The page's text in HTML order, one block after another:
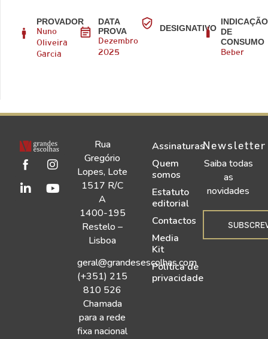
PROVADOR
Nuno
Oliveira
Garcia
DATA
PROVA
Dezembro
2025
DESIGNATIVO
INDICAÇÃO
DE
CONSUMO
Beber
Rua
Gregório
Lopes, Lote
1517 R/C
A
1400-195
Restelo –
Lisboa
geral@grandesescolhas.com
(+351) 215
810 526
Chamada
para a rede
fixa nacional
Assinaturas
Quem
somos
Estatuto
editorial
Contactos
Media
Kit
Política de
privacidade
Newsletter
Saiba todas
as
novidades